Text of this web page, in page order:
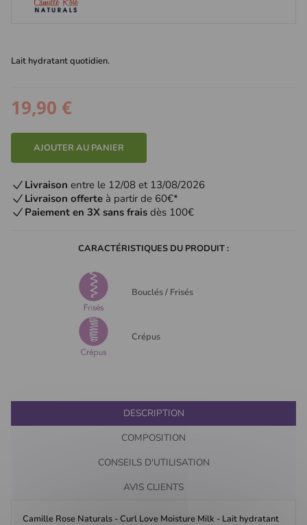
Lait hydratant quotidien.
19,90 €
AJOUTER AU PANIER
Livraison entre le 12/08 et 13/08/2026
Livraison offerte à partir de 60€*
Paiement en 3X sans frais dès 100€
CARACTÉRISTIQUES DU PRODUIT :
Bouclés / Frisés
Crépus
DESCRIPTION
COMPOSITION
CONSEILS D'UTILISATION
AVIS CLIENTS
Camille Rose Naturals - Curl Love Moisture Milk - Lait hydratant